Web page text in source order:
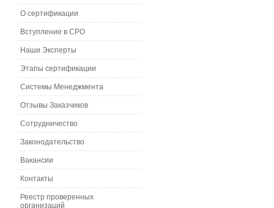
О сертификации
Вступление в СРО
Наши Эксперты
Этапы сертификации
Системы Менеджмента
Отзывы Заказчиков
Сотрудничество
Законодательство
Вакансии
Контакты
Реестр проверенных
организаций